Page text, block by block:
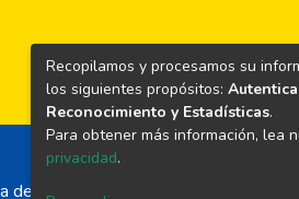
El Salvador
Recopilamos y procesamos su
los siguientes propósitos:
Reconocimiento y Estadísticas.
Para obtener más información, lea
privacidad.